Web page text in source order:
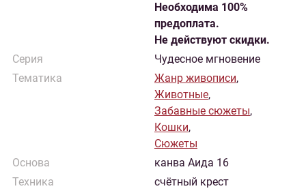
Необходима 100%
предоплата.
Не действуют скидки.
Серия
Чудесное мгновение
Тематика
Жанр живописи,
Животные,
Забавные сюжеты,
Кошки,
Сюжеты
Основа
канва Аида 16
Техника
счётный крест